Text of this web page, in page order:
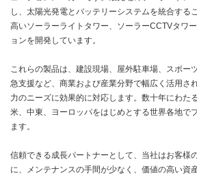
し、太陽光発電とバッテリーシステムを統合する
高いソーラーライトタワー、ソーラーCCTVタワ
ョンを開発しています。
これらの製品は、建設現場、屋外駐車場、スポー
急支援など、商業および産業分野で幅広く活用さ
力のニーズに効果的に対応します。数十年にわた
米、中東、ヨーロッパをはじめとする世界各地で
ます。
信頼できる成長パートナーとして、当社はお客様
に、メンテナンスの手間が少なく、価値の高い資